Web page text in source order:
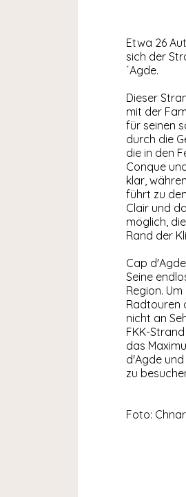
Etwa 26
sich der
´Agde.
Dieser
mit der
für seinen
durch die
die in den
Conque
klar,
führt zu
Clair und
möglich,
Rand der
Cap
Seine
Region.
Radtouren
nicht an
FKK-
das
d'Agde
zu
Foto: